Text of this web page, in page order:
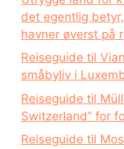
det egentlig
havner øverst på
Reiseguide til
småbyliv i
Reiseguide til
Switzerland” for
Reiseguide til